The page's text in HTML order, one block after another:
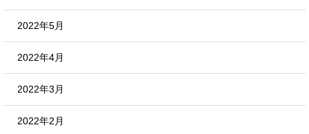
2022年5月
2022年4月
2022年3月
2022年2月